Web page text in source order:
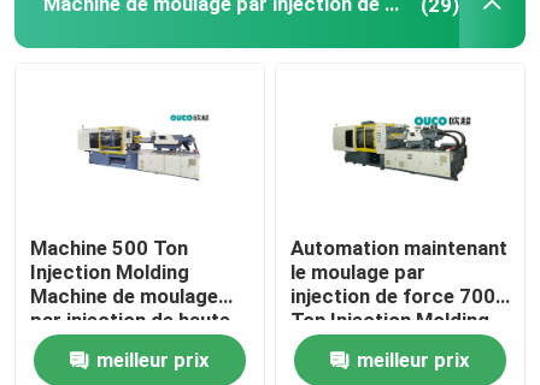
Machine 500 Ton
Injection Molding
Machine de moulage
par injection de haute
précision de la CE
meilleur prix
Automation maintenant
le moulage par
injection de force 700
Ton Injection Molding
Machine
meilleur prix